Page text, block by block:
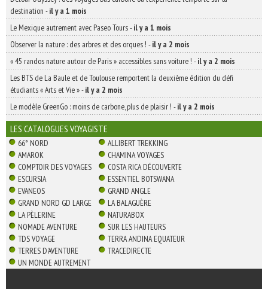
destination -il y a 1 mois
Le Mexique autrement avec Paseo Tours-il y a 1 mois
Observer la nature : des arbres et des orques ! -il y a 2 mois
« 45 randos nature autour de Paris » accessibles sans voiture ! -il y a 2 mois
Les BTS de La Baule et de Toulouse remportent la deuxième édition du défi
étudiants « Arts et Vie »-il y a 2 mois
Le modèle GreenGo : moins de carbone, plus de plaisir ! -il y a 2 mois
LES CATALOGUES VOYAGISTE
66° NORD
ALLIBERT TREKKING
AMAROK
CHAMINA VOYAGES
COMPTOIR DES VOYAGES
COSTA RICA DÉCOUVERTE
ESCURSIA
ESSENTIEL BOTSWANA
EVANEOS
GRAND ANGLE
GRAND NORD GD LARGE
LA BALAGUÈRE
LA PÈLERINE
NATURABOX
NOMADE AVENTURE
SUR LES HAUTEURS
TDS VOYAGE
TERRA ANDINA EQUATEUR
TERRES D'AVENTURE
TRACEDIRECTE
UN MONDE AUTREMENT